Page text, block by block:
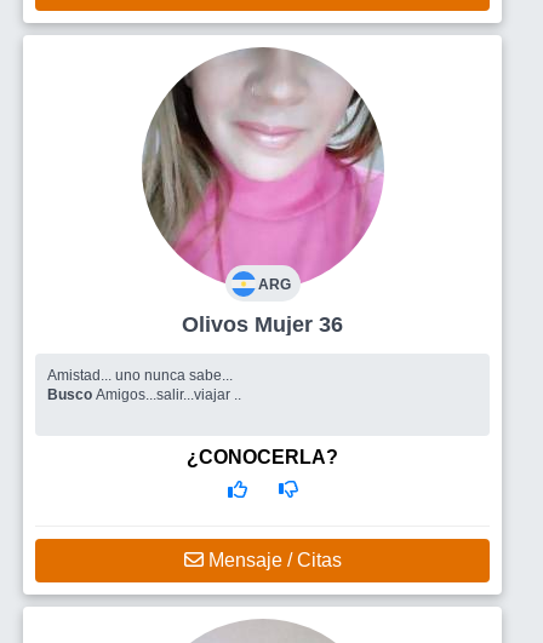
ARG
Olivos Mujer 36
Amistad... uno nunca sabe...
Busco Amigos...salir...viajar ..
¿CONOCERLA?
Mensaje / Citas